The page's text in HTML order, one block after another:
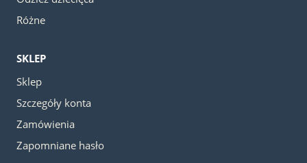
Różne
SKLEP
Sklep
Szczegóły konta
Zamówienia
Zapomniane hasło